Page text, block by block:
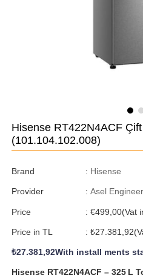
Hisense RT422N4ACF Çift
(101.104.102.008)
Brand : Hisense
Provider : Asel
Price : €499,00(Vat
Price in TL : ₺27.381,92
₺27.381,92With install ments
Hisense RT422N4ACF – 325 L